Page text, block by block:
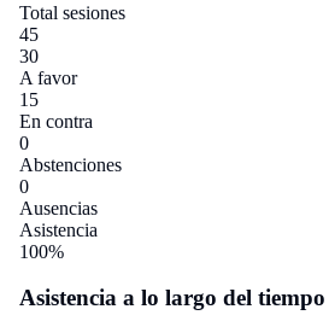
Total sesiones
45
30
A favor
15
En contra
0
Abstenciones
0
Ausencias
Asistencia
100%
Asistencia a lo largo del tiempo